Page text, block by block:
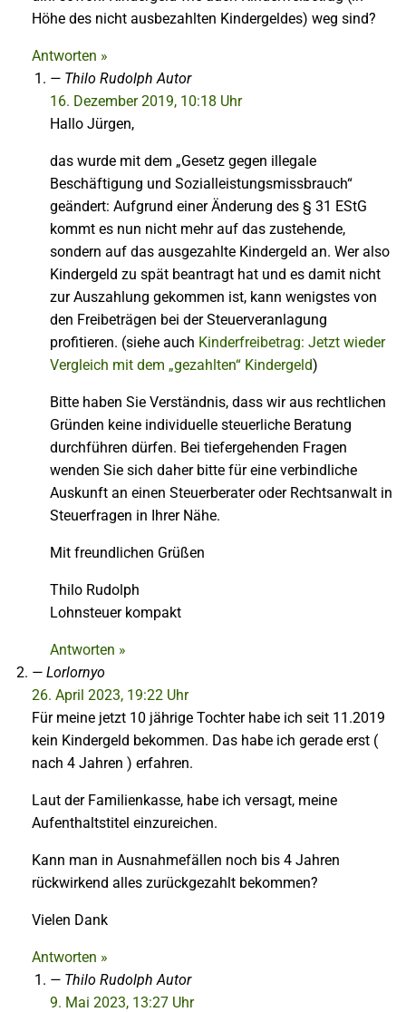
Höhe des nicht ausbezahlten Kindergeldes) weg sind?
Antworten »
Thilo RudolphAutor
16. Dezember 2019, 10:18 Uhr
Hallo Jürgen,
das wurde mit dem „Gesetz gegen illegale
Beschäftigung und Sozialleistungsmissbrauch“
geändert: Aufgrund einer Änderung des § 31 EStG
kommt es nun nicht mehr auf das zustehende,
sondern auf das ausgezahlte Kindergeld an. Wer also
Kindergeld zu spät beantragt hat und es damit nicht
zur Auszahlung gekommen ist, kann wenigstes von
den Freibeträgen bei der Steuerveranlagung
profitieren. (siehe auch Kinderfreibetrag: Jetzt wieder
Vergleich mit dem „gezahlten“ Kindergeld)
Bitte haben Sie Verständnis, dass wir aus rechtlichen
Gründen keine individuelle steuerliche Beratung
durchführen dürfen. Bei tiefergehenden Fragen
wenden Sie sich daher bitte für eine verbindliche
Auskunft an einen Steuerberater oder Rechtsanwalt in
Steuerfragen in Ihrer Nähe.
Mit freundlichen Grüßen
Thilo Rudolph
Lohnsteuer kompakt
Antworten »
Lorlornyo
26. April 2023, 19:22 Uhr
Für meine jetzt 10 jährige Tochter habe ich seit 11.2019
kein Kindergeld bekommen. Das habe ich gerade erst (
nach 4 Jahren ) erfahren.
Laut der Familienkasse, habe ich versagt, meine
Aufenthaltstitel einzureichen.
Kann man in Ausnahmefällen noch bis 4 Jahren
rückwirkend alles zurückgezahlt bekommen?
Vielen Dank
Antworten »
Thilo RudolphAutor
9. Mai 2023, 13:27 Uhr